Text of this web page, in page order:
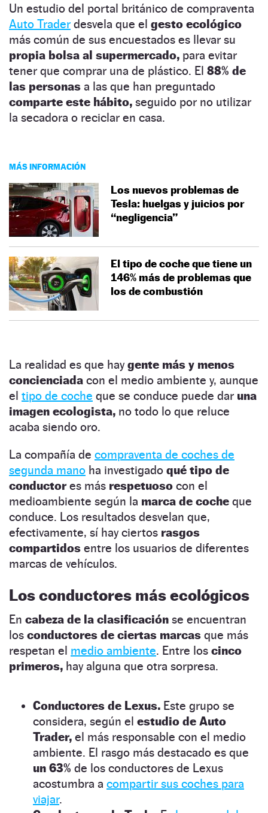
Un estudio del portal británico de compraventa
Auto Trader desvela que el gesto ecológico
más común de sus encuestados es llevar su
propia bolsa al supermercado, para evitar
tener que comprar una de plástico. El 88% de
las personas a las que han preguntado
comparte este hábito, seguido por no utilizar
la secadora o reciclar en casa.
MÁS INFORMACIÓN
Los nuevos problemas de
Tesla: huelgas y juicios por
“negligencia”
El tipo de coche que tiene un
146% más de problemas que
los de combustión
La realidad es que haygente más y menos
concienciada con el medio ambiente y, aunque
el tipo de coche que se conduce puede dar una
imagen ecologista, no todo lo que reluce
acaba siendo oro.
La compañía de compraventa de coches de
segunda mano ha investigado qué tipo de
conductores más respetuoso con el
medioambiente según la marca de coche que
conduce. Los resultados desvelan que,
efectivamente, sí hay ciertos rasgos
compartidos entre los usuarios de diferentes
marcas de vehículos.
Los conductores más ecológicos
En cabeza de la clasificación se encuentran
los conductores de ciertas marcas que más
respetan el medio ambiente. Entre los cinco
primeros, hay alguna que otra sorpresa.
Conductores de Lexus. Este grupo se
considera, según el estudio de Auto
Trader, el más responsable con el medio
ambiente. El rasgo más destacado es que
un 63% de los conductores de Lexus
acostumbra a compartir sus coches para
viajar.